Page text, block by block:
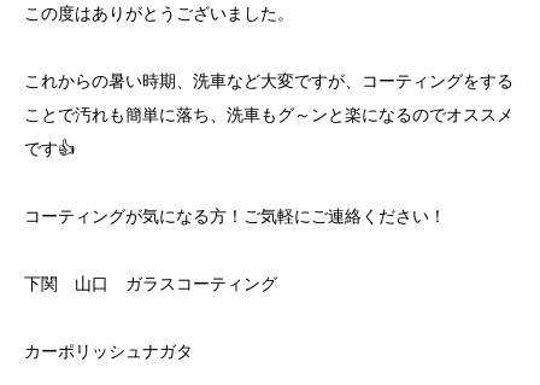
この度はありがとうございました。
これからの暑い時期、洗車など大変ですが、コーティングをする
ことで汚れも簡単に落ち、洗車もグ～ンと楽になるのでオススメ
です👍
コーティングが気になる方！ご気軽にご連絡ください！
下関 山口 ガラスコーティング
カーポリッシュナガタ